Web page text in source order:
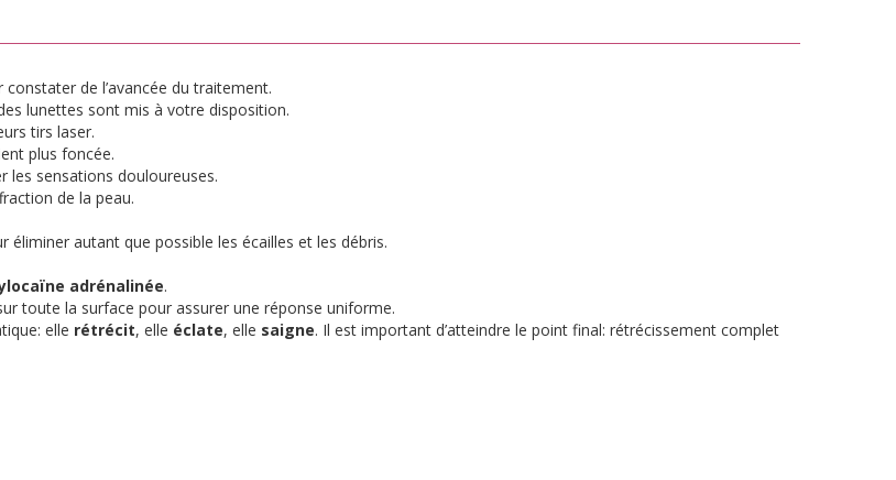
de l’avancée du traitement.
lunettes sont mis à votre disposition.
tirs laser.
plus foncée.
les sensations douloureuses.
de la peau.
éliminer autant que possible les écailles et les débris.
adrénalinée.
toute la surface pour assurer une réponse uniforme.
elle rétrécit, elle éclate, elle saigne. Il est important d’atteindre le point final: rétrécissement complet